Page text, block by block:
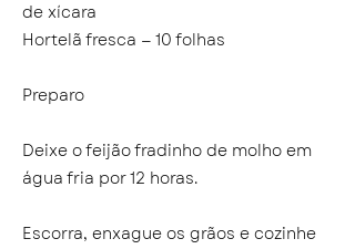
de xícara
Hortelã fresca — 10 folhas
Preparo
Deixe o feijão fradinho de molho em
água fria por 12 horas.
Escorra, enxague os grãos e cozinhe